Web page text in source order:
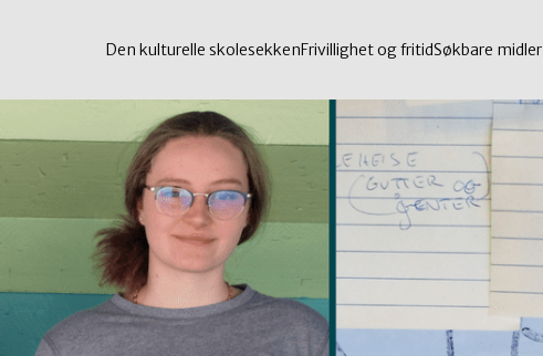
Den kulturelle skolesekkenFrivillighet og fritidSøkbare midler